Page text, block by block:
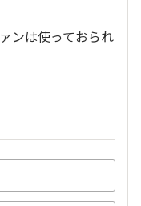
ンは使っておられ